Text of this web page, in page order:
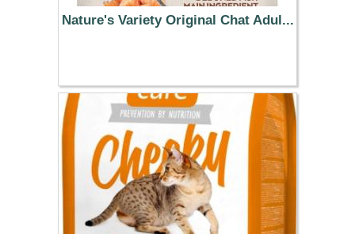
Nature's Variety Original Chat Adul...
45.99 €